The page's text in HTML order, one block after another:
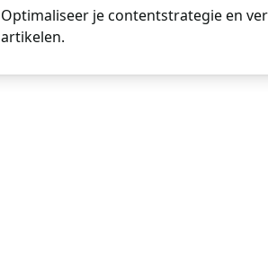
Optimaliseer je contentstrategie en
artikelen.